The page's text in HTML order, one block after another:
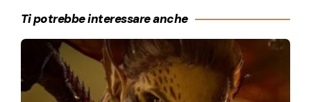
Ti potrebbe interessare anche